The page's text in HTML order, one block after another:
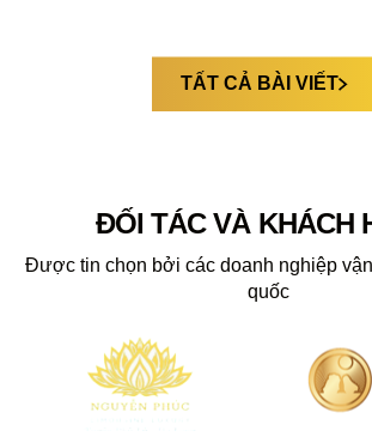
TẤT CẢ BÀI VIẾT
ĐỐI TÁC VÀ KHÁCH
Được tin chọn bởi các doanh nghiệp
quốc